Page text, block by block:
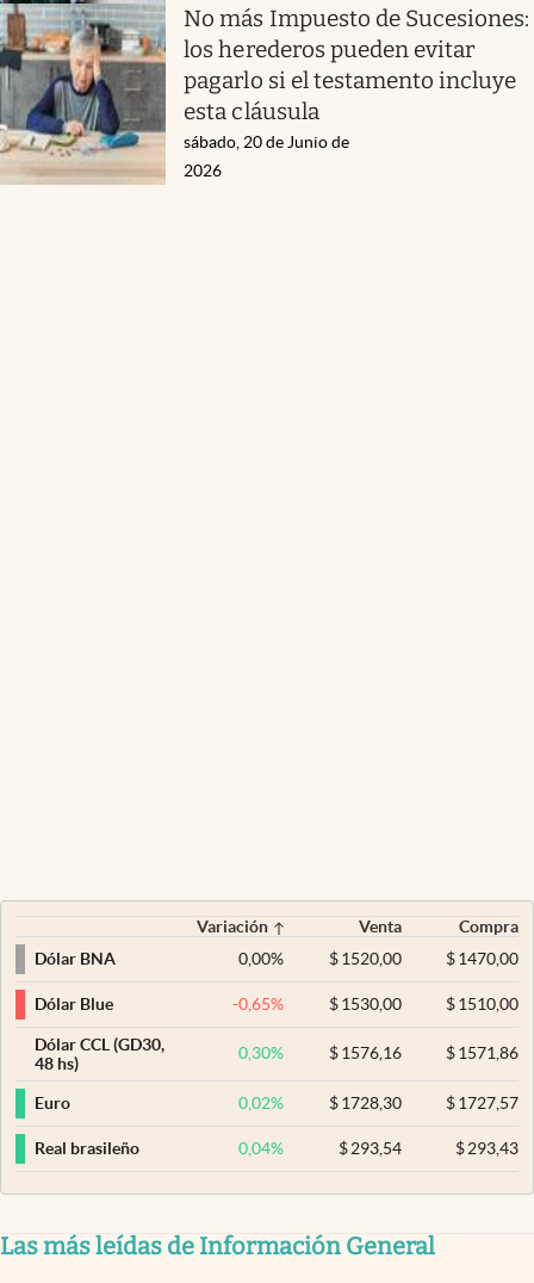
No más Impuesto de Sucesiones:
los herederos pueden evitar
pagarlo si el testamento incluye
esta cláusula
sábado, 20 de Junio de
2026
Variación Venta
Compra
Dólar BNA
0,00% $ 1520,00 $1470,00
Dólar Blue -0,65% $ 1530,00 $1510,00
Dólar CCL (GD30,
48 hs)
0,30% $ 1576,16 $1571,86
Euro 0,02% $ 1728,30 $1727,57
Real brasileño 0,04% $ 293,54 $293,43
Las más leídas de Información General